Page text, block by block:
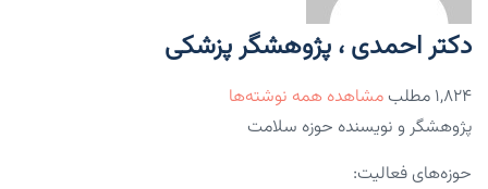
دکتر احمدی ، پژوهشگر پزشکی
۱,۸۲۴ مطلب
مشاهده همه نوشته‌ها
پژوهشگر و نویسنده حوزه سلامت
حوزه‌های فعالیت: